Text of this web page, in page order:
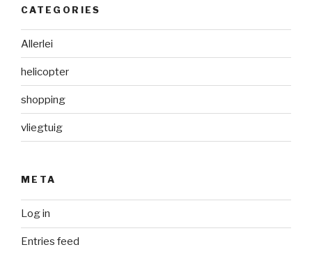
CATEGORIES
Allerlei
helicopter
shopping
vliegtuig
META
Log in
Entries feed